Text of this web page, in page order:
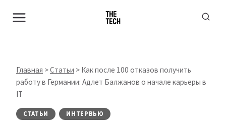
Главная >Статьи > Как после 100 отказов получить
работу в Германии: Адлет Балжанов о начале карьеры в
IT
СТАТЬИ ИНТЕРВЬЮ